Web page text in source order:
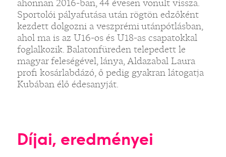
ahonnan 2016-ban, 44 évesen vonult vissza.
Sportolói pályafutása után rögtön edzőként
kezdett dolgozni a veszprémi utánpótlásban,
ahol ma is az U16-os és U18-as csapatokkal
foglalkozik. Balatonfüreden telepedett le
magyar feleségével, lánya, Aldazabal Laura
profi kosárlabdázó, ő pedig gyakran látogatja
Kubában élő édesanyját.
Díjai, eredményei